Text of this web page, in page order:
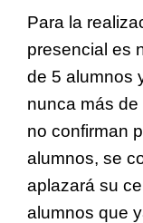
Para la
presencial es
de 5 alumnos
nunca más
no confirman
alumnos, se
aplazará su
alumnos que